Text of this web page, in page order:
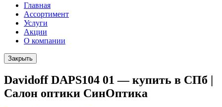
Главная
Ассортимент
Услуги
Акции
О компании
Закрыть
Davidoff DAPS104 01 — купить в СПб |
Салон оптики СинОптика